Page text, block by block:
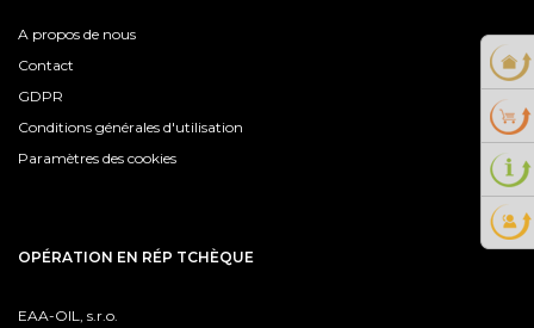
A propos de nous
Contact
GDPR
Conditions générales d'utilisation
Paramètres des cookies
OPÉRATION EN RÉP TCHÈQUE
EAA-OIL, s.r.o.